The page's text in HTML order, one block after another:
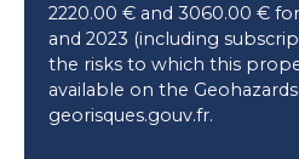
2220.00 € and 3060.00 € for
and 2023 (including
the risks to which this
available on the
georisques.gouv.fr.